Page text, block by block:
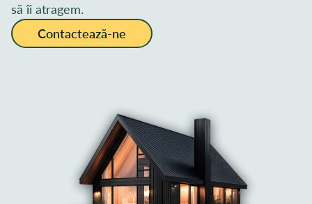
să îi atragem.
Contactează-ne